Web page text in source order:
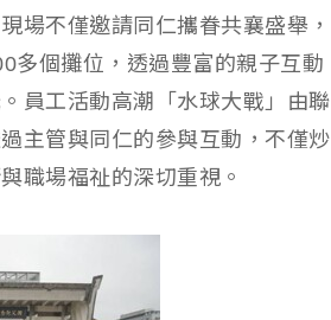
場不僅邀請同仁攜眷共襄盛舉，
多個攤位，透過豐富的親子互動
員工活動高潮「水球大戰」由聯
主管與同仁的參與互動，不僅炒
職場福祉的深切重視。